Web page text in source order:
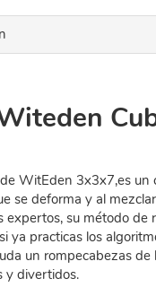
WitEden 3x3x7,es un
se deforma y al
expertos, su método de
ya practicas los
un rompecabezas de
y divertidos.